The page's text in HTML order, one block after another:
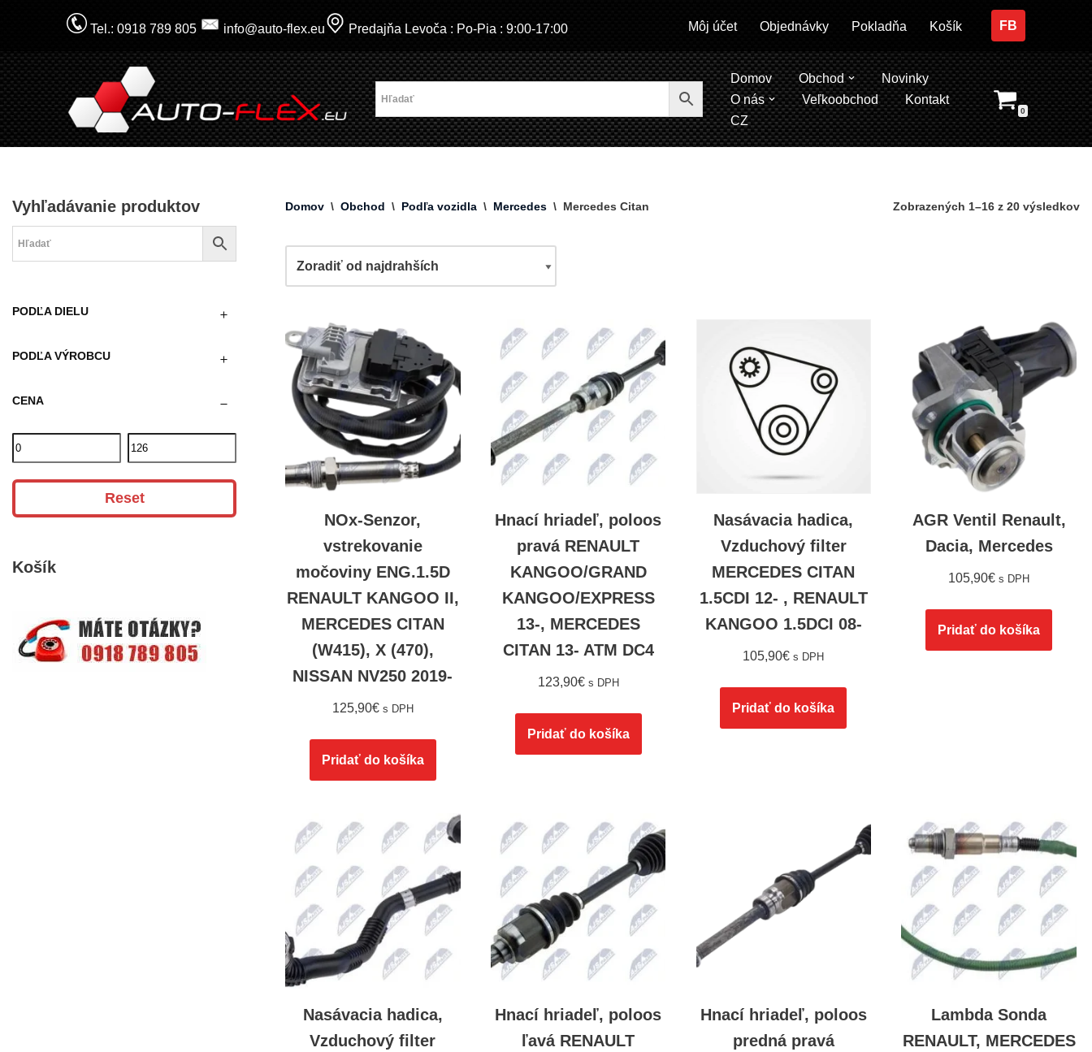
na
obsah
Tel.: 0918 789 805 info@auto-flex.eu Predajňa Levoča : Po-Pia : 9:00-17:00 Môj účet Objednávky Pokladňa Košík FB
Domov Obchod
Novinky
O nás
Veľkoobchod
Kontakt
CZ
0
Vyhľadávanie produktov
PODĽA DIELU
PODĽA VÝROBCU
CENA
Reset
Košík
Domov \ Obchod \ Podľa vozidla \ Mercedes \ Mercedes Citan Zobrazených 1–16 z 20 výsledkov
NOx-Senzor,
vstrekovanie
močoviny ENG.1.5D
RENAULT KANGOO II,
MERCEDES CITAN
(W415), X (470),
NISSAN NV250 2019-
125,90€ s DPH
Pridať do košíka
Hnací hriadeľ, poloos
pravá RENAULT
KANGOO/GRAND
KANGOO/EXPRESS
13-, MERCEDES
CITAN 13- ATM DC4
123,90€ s DPH
Pridať do košíka
Nasávacia hadica,
Vzduchový filter
MERCEDES CITAN
1.5CDI 12- , RENAULT
KANGOO 1.5DCI 08-
105,90€ s DPH
Pridať do košíka
AGR Ventil Renault,
Dacia, Mercedes
105,90€ s DPH
Pridať do košíka
Nasávacia hadica,
Vzduchový filter
Hnací hriadeľ, poloos
ľavá RENAULT
Hnací hriadeľ, poloos
predná pravá
Lambda Sonda
RENAULT, MERCEDES